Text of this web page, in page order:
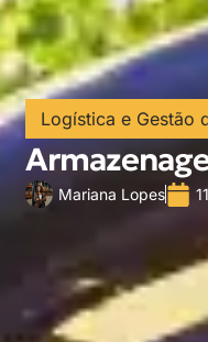
Logística e Gestão
Mariana Lopes